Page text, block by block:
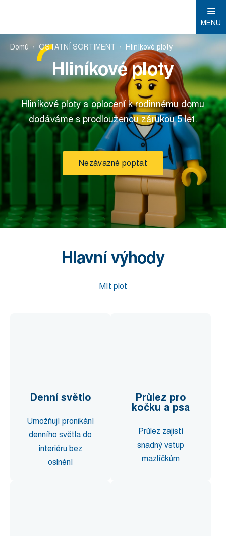
MENU
Domů OSTATNÍ SORTIMENT Hliníkové ploty
Hliníkové ploty
Hliníkové ploty a oplocení k rodinnému domu
dodáváme s prodlouženou zárukou 5 let.
Nezávazně poptat
Hlavní výhody
Mít plot
Denní světlo
Umožňují pronikání
denního světla do
interiéru bez
oslnění
Průlez pro
kočku a psa
Průlez zajistí
snadný vstup
mazlíčkům